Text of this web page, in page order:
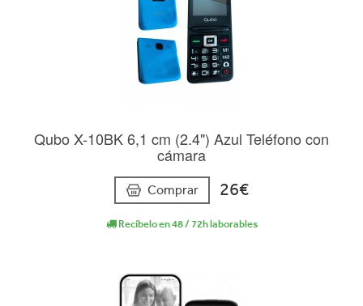
Qubo X-10BK 6,1 cm (2.4") Azul Teléfono con
cámara
Comprar 26€
Recíbelo en 48 / 72h laborables